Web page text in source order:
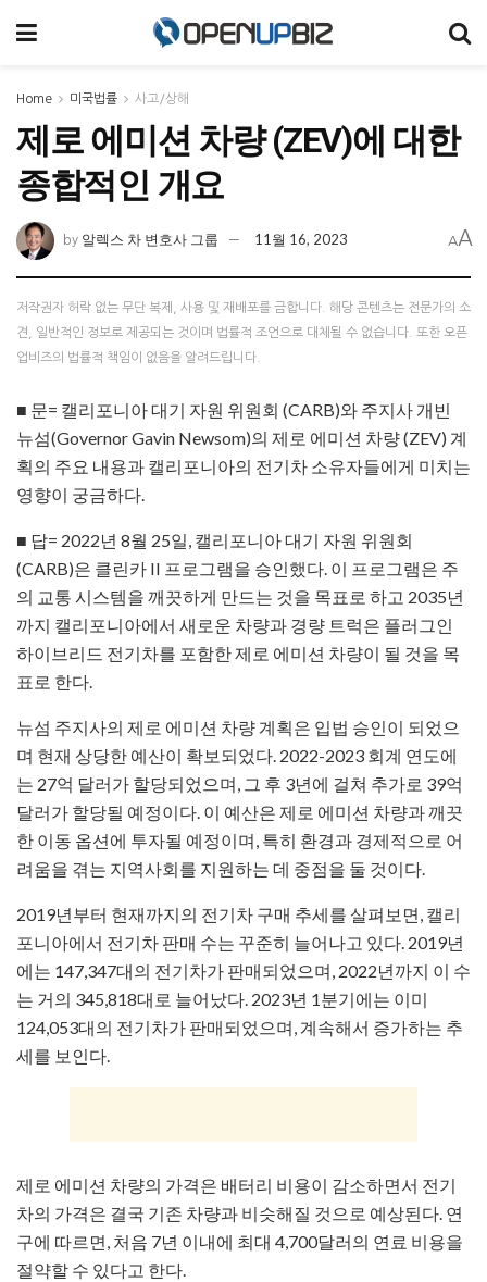
Home 미국법률 사고/상해
제로 에미션 차량 (ZEV)에 대한
종합적인 개요
by 알렉스 차 변호사 그룹 11월 16, 2023 AA
저작권자 허락 없는 무단 복제, 사용 및 재배포를 금합니다. 해당 콘텐츠는 전문가의 소
견, 일반적인 정보로 제공되는 것이며 법률적 조언으로 대체될 수 없습니다. 또한 오픈
업비즈의 법률적 책임이 없음을 알려드립니다.
■ 문= 캘리포니아 대기 자원 위원회 (CARB)와 주지사 개빈
뉴섬(Governor Gavin Newsom)의 제로 에미션 차량 (ZEV) 계
획의 주요 내용과 캘리포니아의 전기차 소유자들에게 미치는
영향이 궁금하다.
■ 답= 2022년 8월 25일, 캘리포니아 대기 자원 위원회
(CARB)은 클린카 II 프로그램을 승인했다. 이 프로그램은 주
의 교통 시스템을 깨끗하게 만드는 것을 목표로 하고 2035년
까지 캘리포니아에서 새로운 차량과 경량 트럭은 플러그인
하이브리드 전기차를 포함한 제로 에미션 차량이 될 것을 목
표로 한다.
뉴섬 주지사의 제로 에미션 차량 계획은 입법 승인이 되었으
며 현재 상당한 예산이 확보되었다. 2022-2023 회계 연도에
는 27억 달러가 할당되었으며, 그 후 3년에 걸쳐 추가로 39억
달러가 할당될 예정이다. 이 예산은 제로 에미션 차량과 깨끗
한 이동 옵션에 투자될 예정이며, 특히 환경과 경제적으로 어
려움을 겪는 지역사회를 지원하는 데 중점을 둘 것이다.
2019년부터 현재까지의 전기차 구매 추세를 살펴보면, 캘리
포니아에서 전기차 판매 수는 꾸준히 늘어나고 있다. 2019년
에는 147,347대의 전기차가 판매되었으며, 2022년까지 이 수
는 거의 345,818대로 늘어났다. 2023년 1분기에는 이미
124,053대의 전기차가 판매되었으며, 계속해서 증가하는 추
세를 보인다.
제로 에미션 차량의 가격은 배터리 비용이 감소하면서 전기
차의 가격은 결국 기존 차량과 비슷해질 것으로 예상된다. 연
구에 따르면, 처음 7년 이내에 최대 4,700달러의 연료 비용을
절약할 수 있다고 한다.